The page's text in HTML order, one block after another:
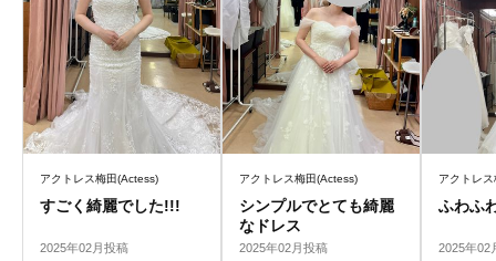
アクトレス梅田(Actess)
すごく綺麗でした!!!
2025年02月投稿
アクトレス梅田(Actess)
シンプルでとても綺麗
なドレス
2025年02月投稿
アクトレ
ふわふ
2025年02